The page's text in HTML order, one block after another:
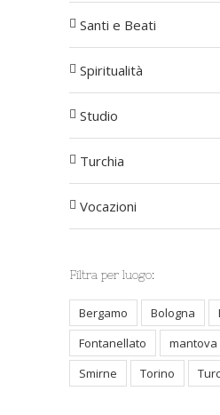
Santi e Beati
Spiritualità
Studio
Turchia
Vocazioni
Filtra per luogo:
Bergamo Bologna
Fontanellato
mantova
Smirne
Torino